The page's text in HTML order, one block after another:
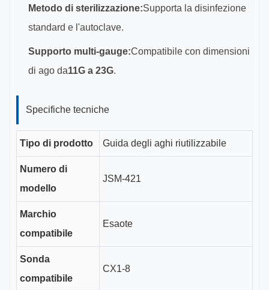
Metodo di sterilizzazione:Supporta la disinfezione
standard e l'autoclave.
Supporto multi-gauge:Compatibile con dimensioni
di ago da11G a 23G.
Specifiche tecniche
Tipo di prodotto Guida degli aghi riutilizzabile
Numero di
modello
JSM-421
Marchio
compatibile
Esaote
Sonda
compatibile
CX1-8